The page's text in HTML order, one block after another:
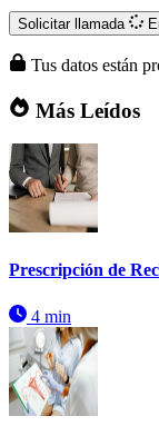
Solicitar llamada
Tus datos están
Más Leídos
Prescripción de
4 min